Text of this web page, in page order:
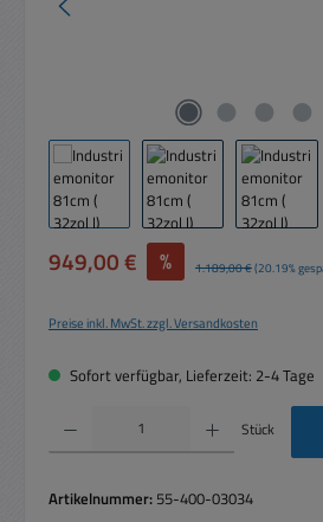
Verkaufspreis:
949,00 € % Regulärer Preis:
1.189,00 €(20.19%
Preise inkl. MwSt. zzgl. Versandkosten
Sofort verfügbar, Lieferzeit: 2-4 Tage
Produkt Anzahl: Gib den gewünschten Wert ein
Stück
Artikelnummer: 55-400-03034